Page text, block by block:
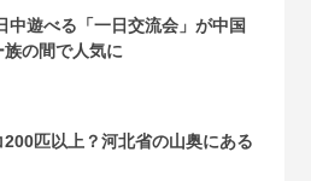
中遊べる「一日交流会」が中国
の間で人気に
200匹以上？河北省の山奥にある